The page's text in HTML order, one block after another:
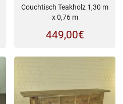
Couchtisch Teakholz 1,30 m
x 0,76 m
449,00€